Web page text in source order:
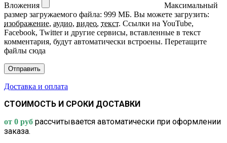
Вложения
Максимальный
размер загружаемого файла: 999 МБ. Вы можете загрузить:
изображение, аудио, видео, текст. Ссылки на YouTube,
Facebook, Twitter и другие сервисы, вставленные в текст
комментария, будут автоматически встроены. Перетащите
файлы сюда
Доставка и оплата
СТОИМОСТЬ И СРОКИ ДОСТАВКИ
от 0 руб рассчитывается автоматически при оформлении
заказа.